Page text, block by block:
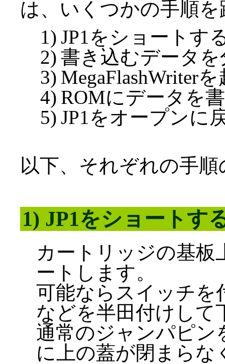
は、いくつかの手順
JP1をショートす
書き込むデータ
MegaFlashWriter
ROMにデータを
JP1をオープンに
以下、それぞれの手
1) JP1をショートす
カートリッジの基板
ートします。
可能ならスイッチを
などを半田付けして
通常のジャンパピン
に上の蓋が閉まらな